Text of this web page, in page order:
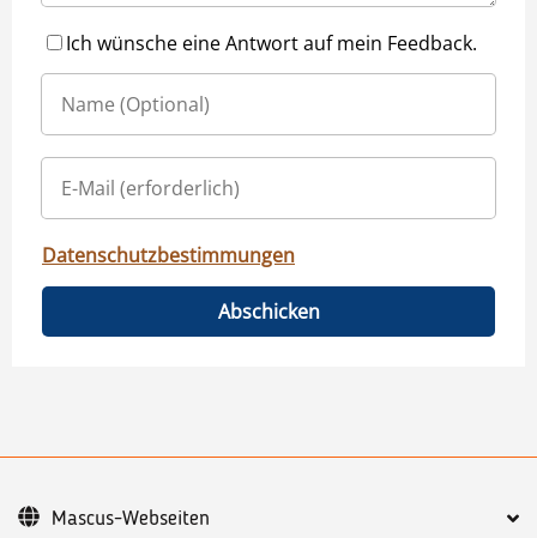
Ich wünsche eine Antwort auf mein Feedback.
Datenschutzbestimmungen
Abschicken
Mascus-Webseiten